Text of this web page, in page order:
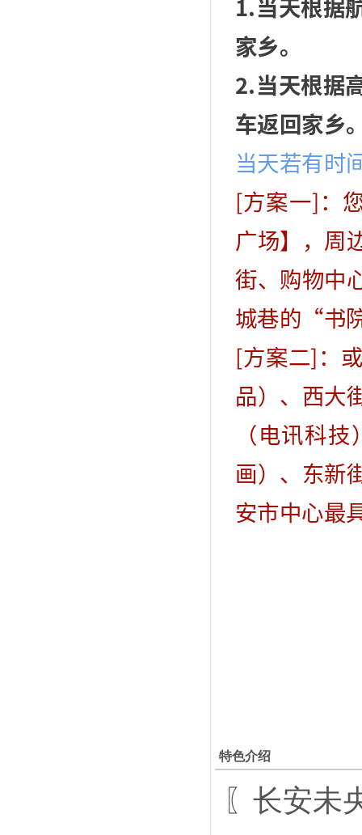
1.当天根据
家乡。
2.当天根据
车返回家乡
当天若有时
[方案一]：
广场】，周
街、购物中
城巷的“书
[方案二]：
品）、西大
（电讯科
画）、东新
安市中心最
特色介绍
〖长安未